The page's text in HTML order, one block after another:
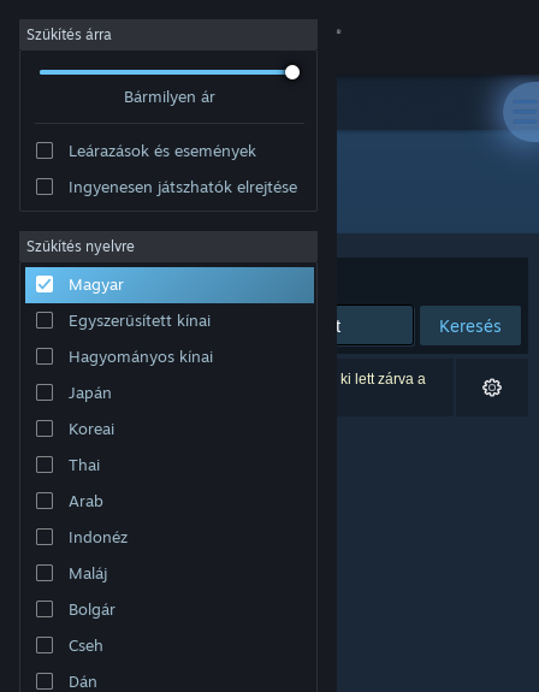
Bejelentkezés
Névjegy
Támogatás
Nyelvváltás
A Steam mobilalkalmazás beszerzése
Asztali weboldalra váltás
Szűkítés árra
Bármilyen ár
Leárazások és események
Ingyenesen játszhatók elrejtése
Szűkítés nyelvre
Magyar
Egyszerűsített kínai
Hagyományos kínai
Japán
Koreai
Thai
Arab
Indonéz
Maláj
Bolgár
Cseh
Dán
Fejlesztő: Vesa Härkönen
Rendezés Relevancia
Keresés
0 eredmény felel meg a keresésednek. 2 termék ki lett zárva a
beállításaid alapján.